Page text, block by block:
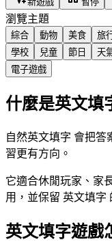
瀏覽主題
綜合 動物 美食 旅
學校
兒童 節日 天
電子遊戲
什麼是英文填
自然英文填字 會把答
習更有方向。
它適合休閒玩家、家
用，並保留 英文填字
英文填字遊戲